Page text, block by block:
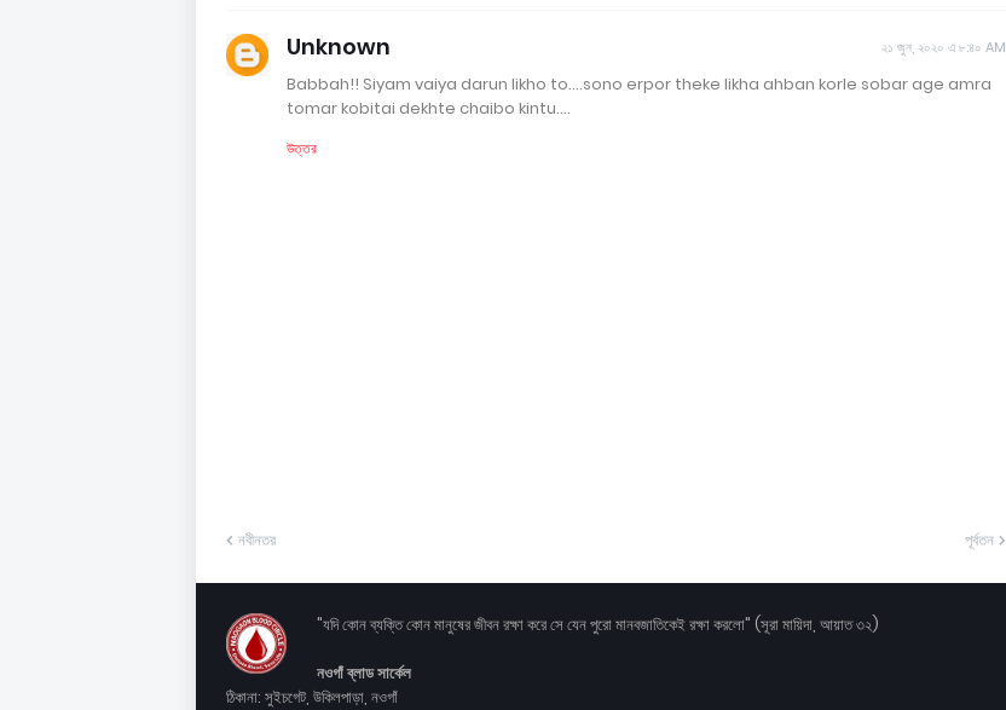
Unknown ২১ জুন, ২০২০ এ ৮:৪০ AM
Babbah!! Siyam vaiya darun likho to....sono erpor theke likha ahban korle sobar age amra
tomar kobitai dekhte chaibo kintu....
উত্তর
নবীনতর পূর্বতন
"যদি কোন ব্যক্তি কোন মানুষের জীবন রক্ষা করে সে যেন পুরো মানবজাতিকেই রক্ষা করলো" (সূরা মায়িদা, আয়াত ৩২)
নওগাঁ ব্লাড সার্কেল
ঠিকানা: সুইচগেট, উকিলপাড়া, নওগাঁ